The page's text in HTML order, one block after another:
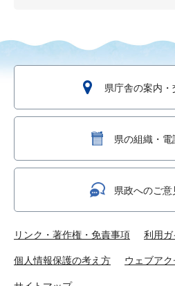
県庁舎の案内・
県の組織・
県政へのご意
リンク・著作権・免責事項 利用ガ
個人情報保護の考え方 ウェブア